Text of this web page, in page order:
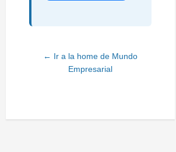
← Ir a la home de Mundo
Empresarial